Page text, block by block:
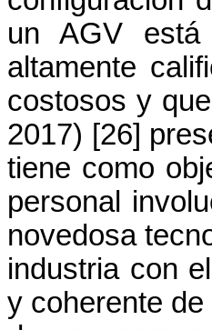
un AGV está
altamente
costosos y
2017) [26]
tiene como
personal
novedosa
industria con
y coherente